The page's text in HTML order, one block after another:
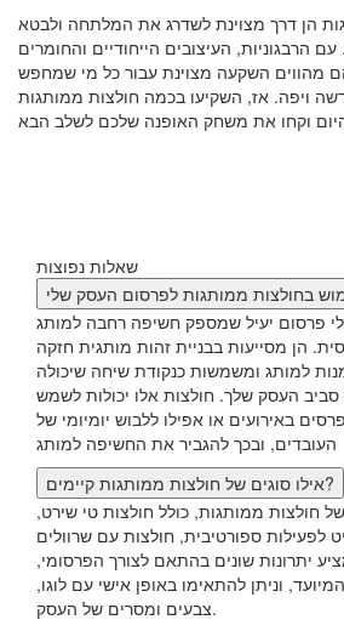
הן דרך מצוינת לשדרג את המלתחה ולבטא
הרבגוניות, העיצובים הייחודיים והחומרים
מהווים השקעה מצוינת עבור כל מי שמחפש
ויפה. אז, השקיעו בכמה חולצות ממותגות
שאלות נפוצות
בחולצות ממותגות לפרסום העסק שלי
פרסום יעיל שמספק חשיפה רחבה למותג
הן מסייעות בבניית זהות מותגית חזקה
למותג ומשמשות כנקודת שיחה שיכולה
סביב העסק שלך. חולצות אלו יכולות לשמש
באירועים או אפילו ללבוש יומיומי של
העובדים, ובכך להגביר את החשיפה למותג
אילו סוגים של חולצות ממותגות קיימים?
חולצות ממותגות, כולל חולצות טי שירט,
לפעילות ספורטיבית, חולצות עם שרוולים
יתרונות שונים בהתאם לצורך הפרסומי,
וניתן להתאימו באופן אישי עם לוגו,
צבעים ומסרים של העסק.